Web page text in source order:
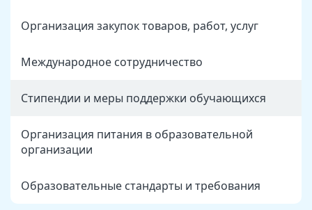
Организация закупок товаров, работ, услуг
Международное сотрудничество
Стипендии и меры поддержки обучающихся
Организация питания в образовательной
организации
Образовательные стандарты и требования